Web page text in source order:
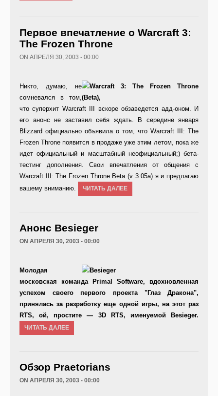
Первое впечатление о Warcraft 3:
The Frozen Throne
ON АПРЕЛЯ 30, 2003 - 00:00
Никто, думаю, не
сомневался в том,
что суперхит Warcraft III вскоре обзаведется адд-оном. И
его анонс не заставил себя ждать. В середине января
Blizzard официально объявила о том, что Warcraft III: The
Frozen Throne появится в продаже уже этим летом, пока же
идет официальный и масштабный неофициальный;) бета-
тестинг дополнения. Свои впечатления от общения с
Warcraft III: The Frozen Throne Beta (v 3.05а) я и предлагаю
вашему вниманию.
ЧИТАТЬ ДАЛЕЕ
Анонс Besieger
ON АПРЕЛЯ 30, 2003 - 00:00
Молодая
московская команда Primal Software, вдохновленная
успехом своего первого проекта "Глаз Дракона",
принялась за разработку еще одной игры, на этот раз
RTS, ой, простите — 3D RTS, именуемой Besieger.
ЧИТАТЬ ДАЛЕЕ
Обзор Praetorians
ON АПРЕЛЯ 30, 2003 - 00:00